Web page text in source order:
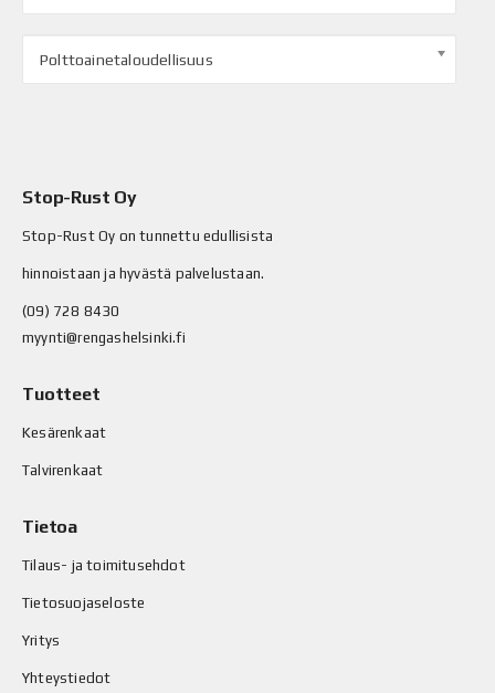
Polttoainetaloudellisuus
Stop-Rust Oy
Stop-Rust Oy on tunnettu edullisista
hinnoistaan ja hyvästä palvelustaan.
(09) 728 8430
myynti@rengashelsinki.fi
Tuotteet
Kesärenkaat
Talvirenkaat
Tietoa
Tilaus- ja toimitusehdot
Tietosuojaseloste
Yritys
Yhteystiedot